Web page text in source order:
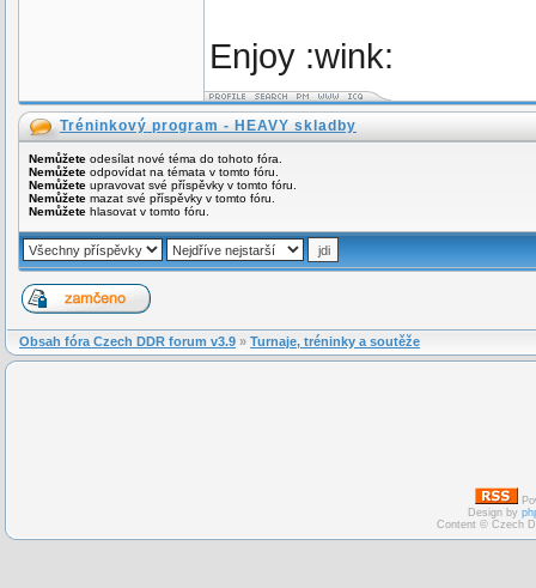
Enjoy :wink:
Tréninkový program - HEAVY skladby
Nemůžete odesílat nové téma do tohoto fóra.
Nemůžete odpovídat na témata v tomto fóru.
Nemůžete upravovat své příspěvky v tomto fóru.
Nemůžete mazat své příspěvky v tomto fóru.
Nemůžete hlasovat v tomto fóru.
Obsah fóra Czech DDR forum v3.9 » Turnaje, tréninky a soutěže
Design by
Content © Czech